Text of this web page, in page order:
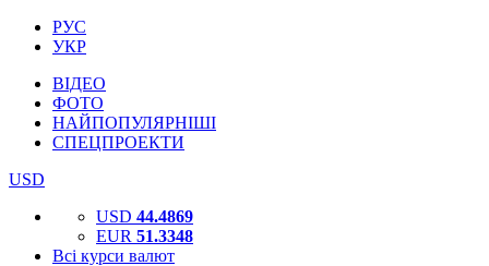
РУС
УКР
ВІДЕО
ФОТО
НАЙПОПУЛЯРНІШІ
СПЕЦПРОЕКТИ
USD
USD 44.4869
EUR 51.3348
Всі курси валют